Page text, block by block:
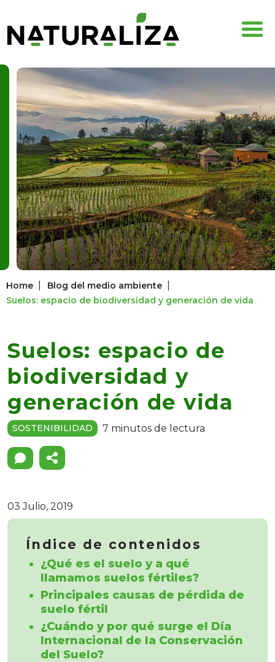
Home Blog del medio ambiente
Suelos: espacio de biodiversidad y generación de vida
Suelos: espacio de
biodiversidad y
generación de vida
SOSTENIBILIDAD 7 minutos de lectura
03 Julio, 2019
Índice de contenidos
¿Qué es el suelo y a qué
llamamos suelos fértiles?
Principales causas de pérdida de
suelo fértil
¿Cuándo y por qué surge el Día
Internacional de la Conservación
del Suelo?